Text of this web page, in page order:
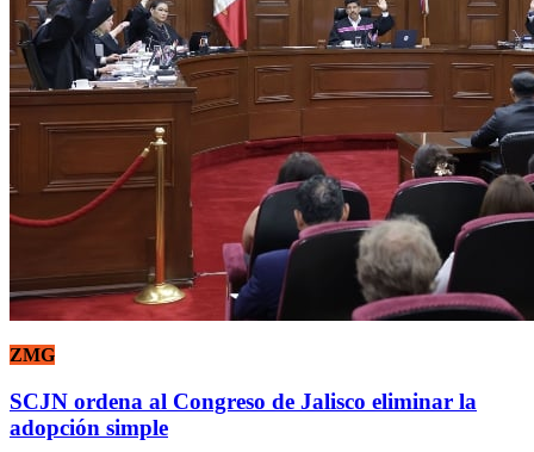
ZMG
SCJN ordena al Congreso de Jalisco eliminar la
adopción simple